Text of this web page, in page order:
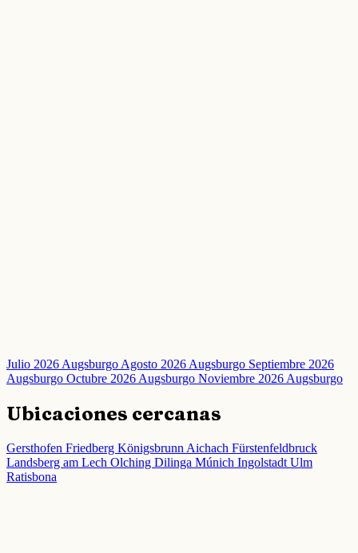
Julio 2026 AugsburgoAgosto 2026 Augsburgo Septiembre 2026
Augsburgo Octubre 2026 Augsburgo Noviembre 2026 Augsburgo
Ubicaciones cercanas
Gersthofen Friedberg Königsbrunn Aichach Fürstenfeldbruck
Landsberg am Lech Olching Dilinga Múnich Ingolstadt Ulm
Ratisbona